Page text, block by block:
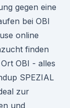
gegen eine
bei OBI
online
finden
OBI - alles
SPEZIAL
zur
und